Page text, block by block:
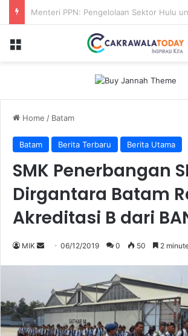
Menu
Home / Batam
Batam Berita Terbaru Berita Utama
SMK Penerbangan
Dirgantara Batam
Akreditasi B dari
MIK
Send06/12/2019 0 50 2